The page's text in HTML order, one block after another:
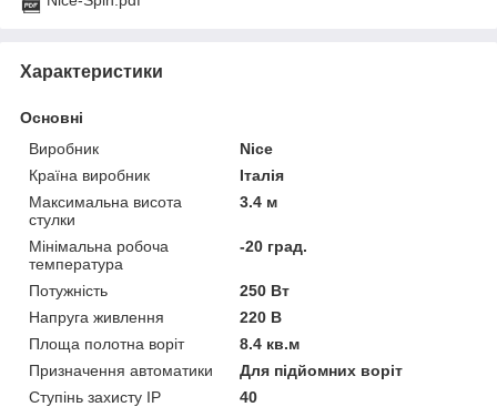
Характеристики
Основні
Виробник
Nice
Країна виробник
Італія
Максимальна висота
стулки
3.4 м
Мінімальна робоча
температура
-20 град.
Потужність
250 Вт
Напруга живлення
220 В
Площа полотна воріт
8.4 кв.м
Призначення автоматики
Для підйомних воріт
Ступінь захисту IP
40